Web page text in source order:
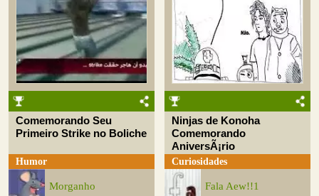
Sobre
Contato
Comemorando Seu
Primeiro Strike no Boliche
Humor
Morganho
Ninjas de Konoha
Comemorando
AniversÃ¡rio
Curiosidades
Fala Aew!!1